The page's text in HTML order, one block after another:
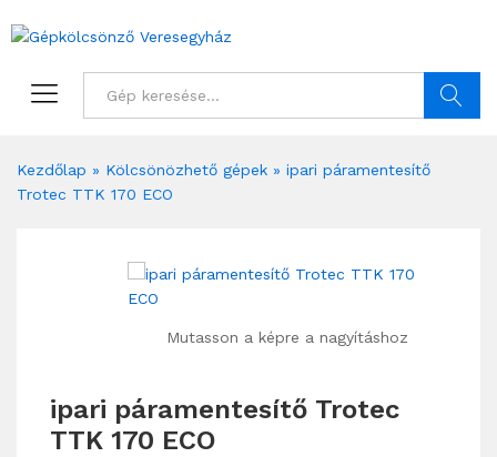
Kezdőlap » Kölcsönözhető gépek » ipari páramentesítő
Trotec TTK 170 ECO
Mutasson a képre a nagyításhoz
ipari páramentesítő Trotec
TTK 170 ECO